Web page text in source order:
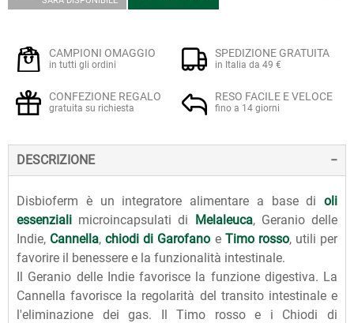
CAMPIONI OMAGGIO
in tutti gli ordini
SPEDIZIONE GRATUITA
in Italia da 49 €
CONFEZIONE REGALO
gratuita su richiesta
RESO FACILE E VELOCE
fino a 14 giorni
DESCRIZIONE
Disbioferm è un integratore alimentare a base di oli
essenziali microincapsulati di Melaleuca, Geranio delle
Indie, Cannella,chiodi di Garofano e Timo rosso, utili per
favorire il benessere e la funzionalità intestinale.
Il Geranio delle Indie favorisce la funzione digestiva. La
Cannella favorisce la regolarità del transito intestinale e
l'eliminazione dei gas. Il Timo rosso e i Chiodi di